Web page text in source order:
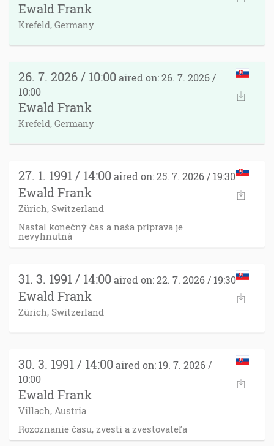
Ewald Frank
Krefeld, Germany
26. 7. 2026 / 10:00 aired on: 26. 7. 2026 /
10:00
Ewald Frank
Krefeld, Germany
27. 1. 1991 / 14:00 aired on: 25. 7. 2026 / 19:30
Ewald Frank
Zürich, Switzerland
Nastal konečný čas a naša príprava je
nevyhnutná
31. 3. 1991 / 14:00 aired on: 22. 7. 2026 / 19:30
Ewald Frank
Zürich, Switzerland
30. 3. 1991 / 14:00 aired on: 19. 7. 2026 /
10:00
Ewald Frank
Villach, Austria
Rozoznanie času, zvesti a zvestovateľa